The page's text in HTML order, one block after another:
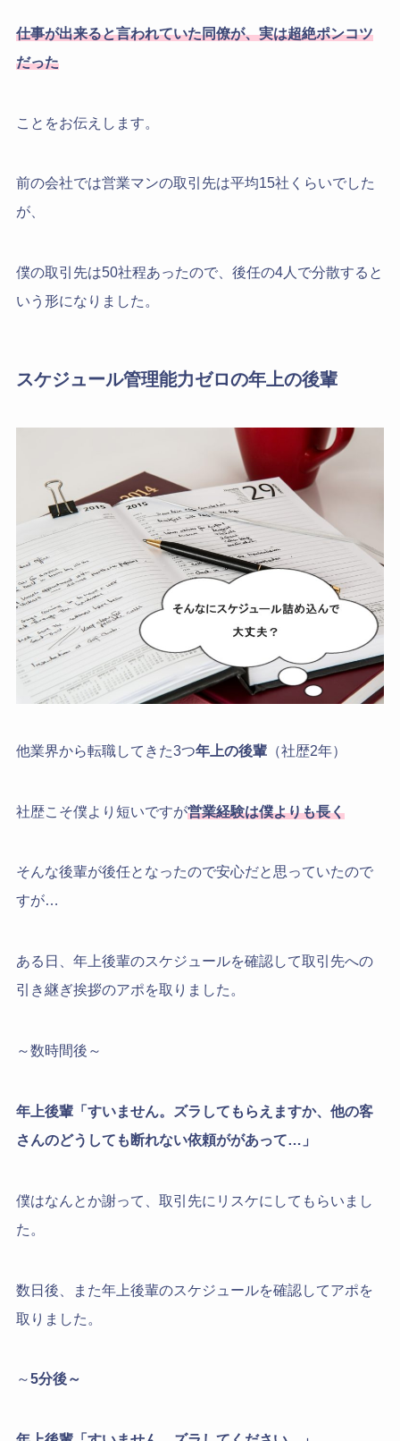
仕事が出来ると言われていた同僚が、実は超絶ポンコツ
だった
ことをお伝えします。
前の会社では営業マンの取引先は平均15社くらいでした
が、
僕の取引先は50社程あったので、後任の4人で分散すると
いう形になりました。
スケジュール管理能力ゼロの年上の後輩
他業界から転職してきた3つ年上の後輩（社歴2年）
社歴こそ僕より短いですが営業経験は僕よりも長く
そんな後輩が後任となったので安心だと思っていたので
すが…
ある日、年上後輩のスケジュールを確認して取引先への
引き継ぎ挨拶のアポを取りました。
～数時間後～
年上後輩「すいません。ズラしてもらえますか、他の客
さんのどうしても断れない依頼ががあって…」
僕はなんとか謝って、取引先にリスケにしてもらいまし
た。
数日後、また年上後輩のスケジュールを確認してアポを
取りました。
～5分後～